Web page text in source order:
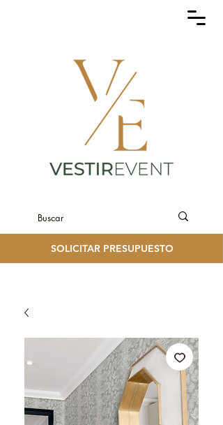
SOLICITAR PRESUPUESTO